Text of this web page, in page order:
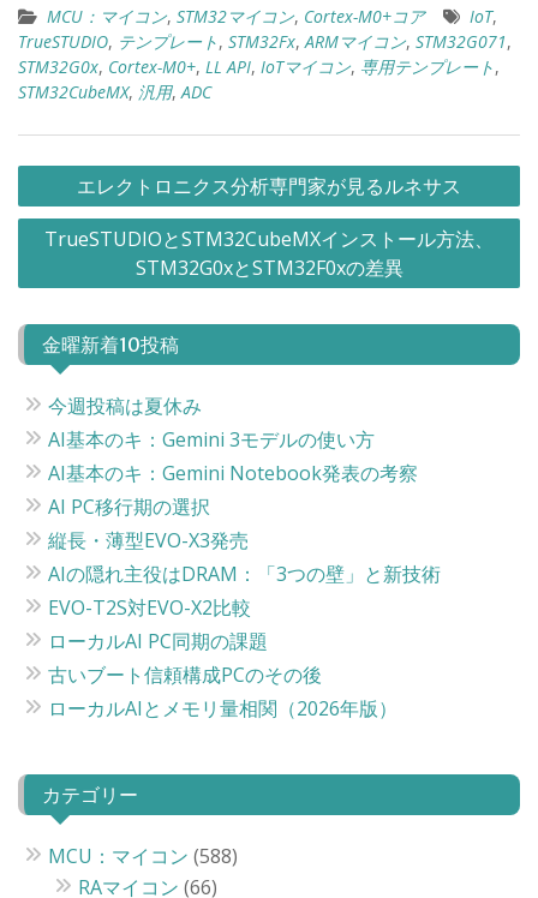
MCU：マイコン, STM32マイコン, Cortex-M0+コア IoT,
TrueSTUDIO, テンプレート, STM32Fx, ARMマイコン, STM32G071,
STM32G0x, Cortex-M0+, LL API, IoTマイコン, 専用テンプレート,
STM32CubeMX, 汎用, ADC
稿
ビ
ゲ
ー
シ
ョ
ン
エレクトロニクス分析専門家が見るルネサス
TrueSTUDIOとSTM32CubeMXインストール方法、
STM32G0xとSTM32F0xの差異
金曜新着10投稿
今週投稿は夏休み
AI基本のキ：Gemini 3モデルの使い方
AI基本のキ：Gemini Notebook発表の考察
AI PC移行期の選択
縦長・薄型EVO-X3発売
AIの隠れ主役はDRAM：「3つの壁」と新技術
EVO-T2S対EVO-X2比較
ローカルAI PC同期の課題
古いブート信頼構成PCのその後
ローカルAIとメモリ量相関（2026年版）
カテゴリー
MCU：マイコン (588)
RAマイコン (66)